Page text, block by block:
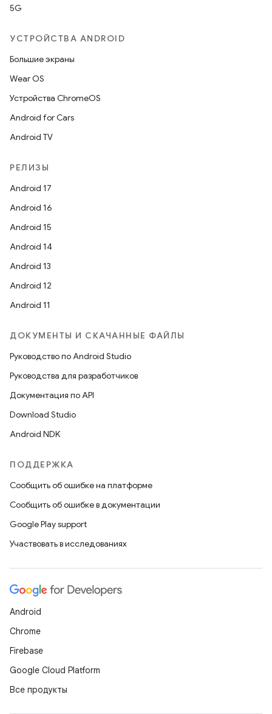
5G
УСТРОЙСТВА ANDROID
Большие экраны
Wear OS
Устройства ChromeOS
Android for Cars
Android TV
РЕЛИЗЫ
Android 17
Android 16
Android 15
Android 14
Android 13
Android 12
Android 11
ДОКУМЕНТЫ И СКАЧАННЫЕ ФАЙЛЫ
Руководство по Android Studio
Руководства для разработчиков
Документация по API
Download Studio
Android NDK
ПОДДЕРЖКА
Сообщить об ошибке на платформе
Сообщить об ошибке в документации
Google Play support
Участвовать в исследованиях
Android
Chrome
Firebase
Google Cloud Platform
Все продукты